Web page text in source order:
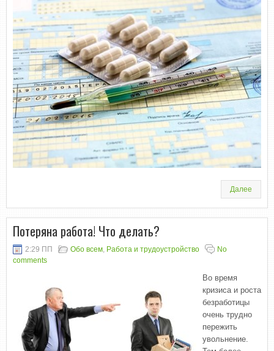
Далее
Потеряна работа! Что делать?
2:29 ПП Обо всем, Работа и трудоустройство
No
comments
Во время
кризиса и роста
безработицы
очень трудно
пережить
увольнение.